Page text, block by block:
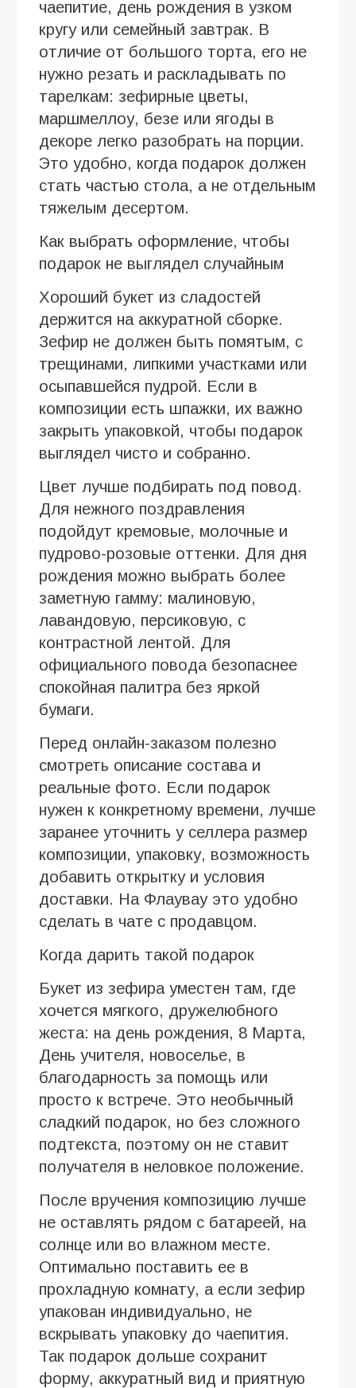
чаепитие, день рождения в узком
кругу или семейный завтрак. В
отличие от большого торта, его не
нужно резать и раскладывать по
тарелкам: зефирные цветы,
маршмеллоу, безе или ягоды в
декоре легко разобрать на порции.
Это удобно, когда подарок должен
стать частью стола, а не отдельным
тяжелым десертом.
Как выбрать оформление, чтобы
подарок не выглядел случайным
Хороший букет из сладостей
держится на аккуратной сборке.
Зефир не должен быть помятым, с
трещинами, липкими участками или
осыпавшейся пудрой. Если в
композиции есть шпажки, их важно
закрыть упаковкой, чтобы подарок
выглядел чисто и собранно.
Цвет лучше подбирать под повод.
Для нежного поздравления
подойдут кремовые, молочные и
пудрово-розовые оттенки. Для дня
рождения можно выбрать более
заметную гамму: малиновую,
лавандовую, персиковую, с
контрастной лентой. Для
официального повода безопаснее
спокойная палитра без яркой
бумаги.
Перед онлайн-заказом полезно
смотреть описание состава и
реальные фото. Если подарок
нужен к конкретному времени, лучше
заранее уточнить у селлера размер
композиции, упаковку, возможность
добавить открытку и условия
доставки. На Флаувау это удобно
сделать в чате с продавцом.
Когда дарить такой подарок
Букет из зефира уместен там, где
хочется мягкого, дружелюбного
жеста: на день рождения, 8 Марта,
День учителя, новоселье, в
благодарность за помощь или
просто к встрече. Это необычный
сладкий подарок, но без сложного
подтекста, поэтому он не ставит
получателя в неловкое положение.
После вручения композицию лучше
не оставлять рядом с батареей, на
солнце или во влажном месте.
Оптимально поставить ее в
прохладную комнату, а если зефир
упакован индивидуально, не
вскрывать упаковку до чаепития.
Так подарок дольше сохранит
форму, аккуратный вид и приятную